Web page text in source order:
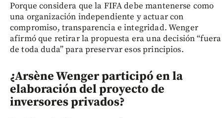
Porque considera que la FIFA debe mantenerse como
una organización independiente y actuar con
compromiso, transparencia e integridad. Wenger
afirmó que retirar la propuesta era una decisión “fuera
de toda duda” para preservar esos principios.
¿Arsène Wenger participó en la
elaboración del proyecto de
inversores privados?